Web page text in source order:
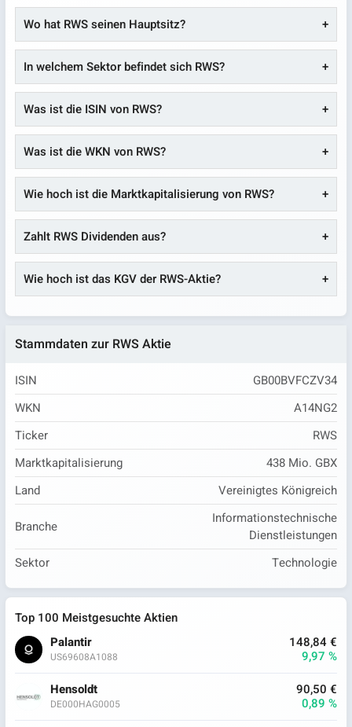
Wo hat RWS seinen Hauptsitz?
In welchem Sektor befindet sich RWS?
Was ist die ISIN von RWS?
Was ist die WKN von RWS?
Wie hoch ist die Marktkapitalisierung von RWS?
Zahlt RWS Dividenden aus?
Wie hoch ist das KGV der RWS-Aktie?
Stammdaten zur RWS Aktie
ISIN
GB00BVFCZV34
WKN
A14NG2
Ticker
RWS
Marktkapitalisierung
438 Mio. GBX
Land
Vereinigtes Königreich
Branche
Informationstechnische
Dienstleistungen
Sektor
Technologie
Top 100 Meistgesuchte Aktien
Palantir
US69608A1088
148,84 €
9,97 %
Hensoldt
DE000HAG0005
90,50 €
0,89 %